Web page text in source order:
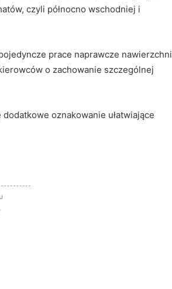
czyli północno wschodniej i
prace naprawcze nawierzchni
o zachowanie szczególnej
oznakowanie ułatwiające